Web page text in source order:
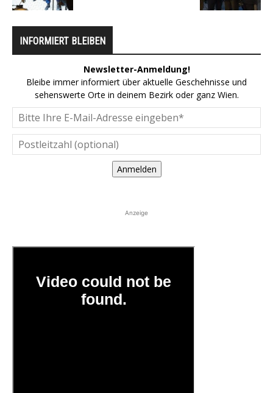
INFORMIERT BLEIBEN
Newsletter-Anmeldung!
Bleibe immer informiert über aktuelle Geschehnisse und
sehenswerte Orte in deinem Bezirk oder ganz Wien.
Anmelden
Anzeige